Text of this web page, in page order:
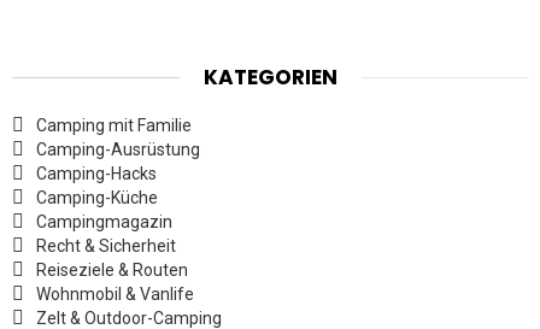
KATEGORIEN
Camping mit Familie
Camping-Ausrüstung
Camping-Hacks
Camping-Küche
Campingmagazin
Recht & Sicherheit
Reiseziele & Routen
Wohnmobil & Vanlife
Zelt & Outdoor-Camping